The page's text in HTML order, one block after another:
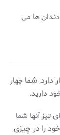
ها می
شما چهار
دارید.
آنها شما
را در چیزی